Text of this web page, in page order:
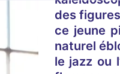
des
ce jeune
naturel
le jazz ou